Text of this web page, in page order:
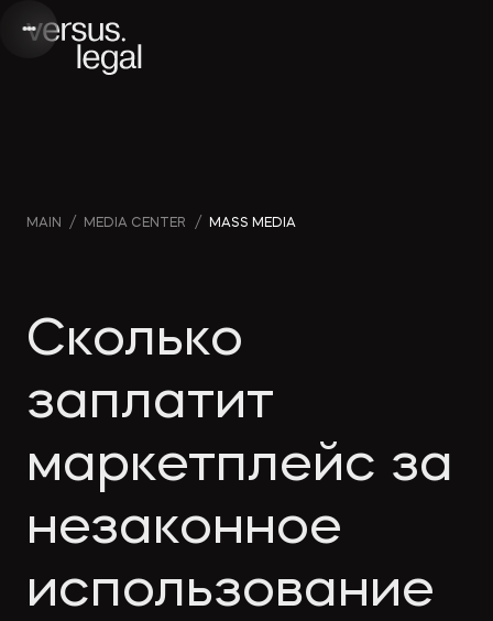
Интеллектуальная
Архитектура
и проектирование
право
Webinars
Company
news
publications
Useful
materials
MAIN / MEDIA CENTER / MASS MEDIA
Сколько
заплатит
маркетплейс за
незаконное
использование